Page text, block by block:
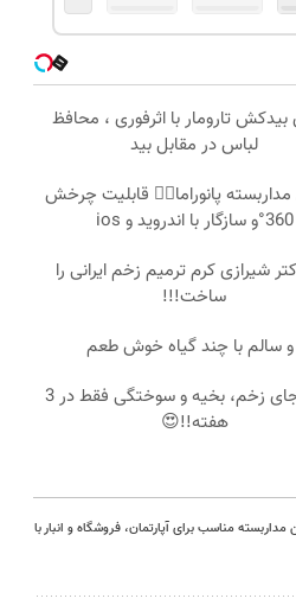
تارومار با اثرفوری ، محافظ
لباس در مقابل بید
پانوراما👈🏻 قابلیت چرخش
360°و سازگار با اندروید و ios
شیرازی کرم ترمیم زخم ایرانی را
ساخت!!!
سالم با چند گیاه خوش طعم
ترمیم جای زخم، بخیه و سوختگی فقط در 3
هفته!!😍
مناسب برای آپارتمان، فروشگاه و انبار با